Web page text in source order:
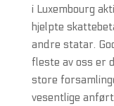
i Luxembourg
hjelpte
andre statar.
fleste av oss er
store
vesentlige